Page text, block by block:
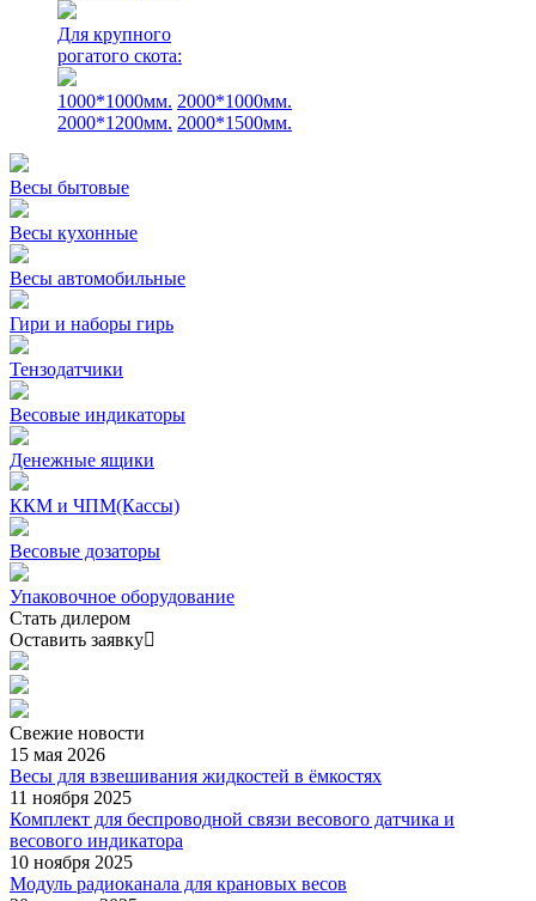
Для крупного
рогатого скота:
1000*1000мм. 2000*1000мм.
2000*1200мм. 2000*1500мм.
Весы бытовые
Весы кухонные
Весы автомобильные
Гири и наборы гирь
Тензодатчики
Весовые индикаторы
Денежные ящики
ККМ и ЧПМ(Кассы)
Весовые дозаторы
Упаковочное оборудование
Стать дилером
Оставить заявку
Свежие новости
15 мая 2026
Весы для взвешивания жидкостей в ёмкостях
11 ноября 2025
Комплект для беспроводной связи весового датчика и
весового индикатора
10 ноября 2025
Модуль радиоканала для крановых весов